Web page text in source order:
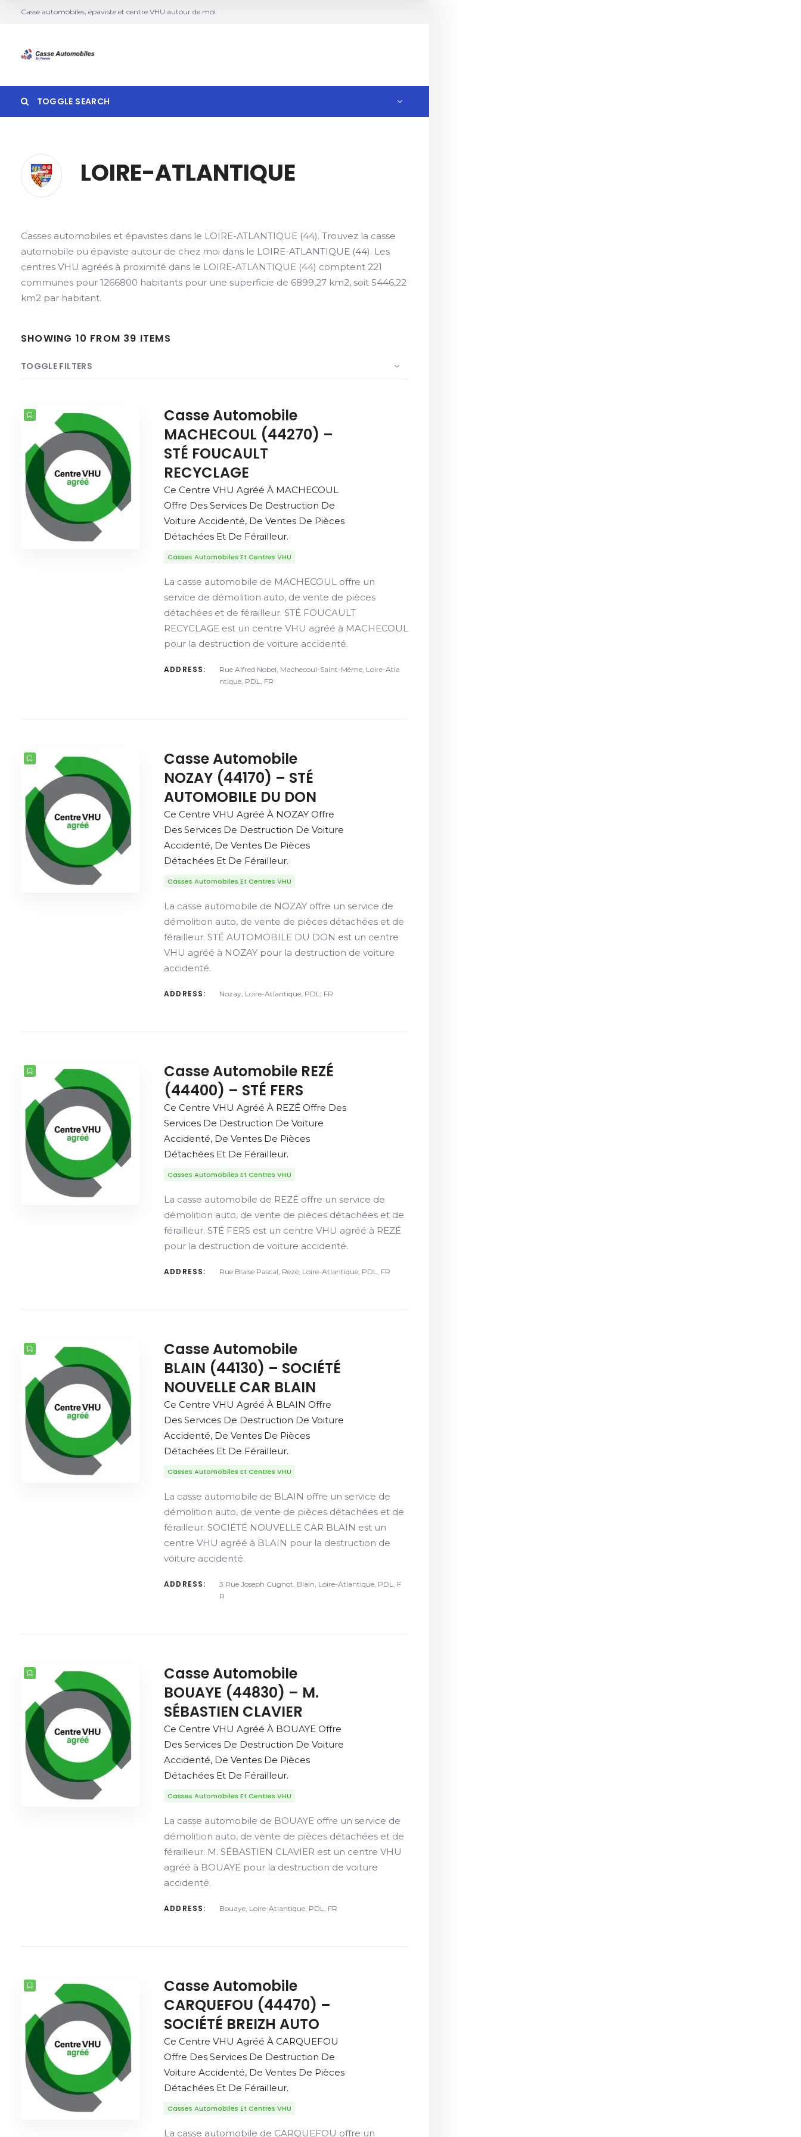
Casse automobiles, épaviste et centre VHU autour de moi
TOGGLE SEARCH
LOIRE-ATLANTIQUE
Casses automobiles et épavistes dans le LOIRE-ATLANTIQUE (44). Trouvez la casse
automobile ou épaviste autour de chez moi dans le LOIRE-ATLANTIQUE (44). Les
centres VHU agréés à proximité dans le LOIRE-ATLANTIQUE (44) comptent 221
communes pour 1266800 habitants pour une superficie de 6899,27 km2, soit 5446,22
km2 par habitant.
SHOWING 10 FROM 39 ITEMS
TOGGLE FILTERS
COUNT
Casse Automobile
MACHECOUL (44270) –
STÉ FOUCAULT
RECYCLAGE
Ce Centre VHU Agréé À MACHECOUL
Offre Des Services De Destruction De
Voiture Accidenté, De Ventes De Pièces
Détachées Et De Férailleur.
Casses Automobiles Et Centres VHU
La casse automobile de MACHECOUL offre un
service de démolition auto, de vente de pièces
détachées et de férailleur. STÉ FOUCAULT
RECYCLAGE est un centre VHU agréé à MACHECOUL
pour la destruction de voiture accidenté.
ADDRESS:
Rue Alfred Nobel, Machecoul-Saint-Même, Loire-Atla
ntique, PDL, FR
Casse Automobile
NOZAY (44170) – STÉ
AUTOMOBILE DU DON
Ce Centre VHU Agréé À NOZAY Offre
Des Services De Destruction De Voiture
Accidenté, De Ventes De Pièces
Détachées Et De Férailleur.
Casses Automobiles Et Centres VHU
La casse automobile de NOZAY offre un service de
démolition auto, de vente de pièces détachées et de
férailleur. STÉ AUTOMOBILE DU DON est un centre
VHU agréé à NOZAY pour la destruction de voiture
accidenté.
ADDRESS: Nozay, Loire-Atlantique, PDL, FR
Casse Automobile REZÉ
(44400) – STÉ FERS
Ce Centre VHU Agréé À REZÉ Offre Des
Services De Destruction De Voiture
Accidenté, De Ventes De Pièces
Détachées Et De Férailleur.
Casses Automobiles Et Centres VHU
La casse automobile de REZÉ offre un service de
démolition auto, de vente de pièces détachées et de
férailleur. STÉ FERS est un centre VHU agréé à REZÉ
pour la destruction de voiture accidenté.
ADDRESS: Rue Blaise Pascal, Rezé, Loire-Atlantique, PDL, FR
Casse Automobile
BLAIN (44130) – SOCIÉTÉ
NOUVELLE CAR BLAIN
Ce Centre VHU Agréé À BLAIN Offre
Des Services De Destruction De Voiture
Accidenté, De Ventes De Pièces
Détachées Et De Férailleur.
Casses Automobiles Et Centres VHU
La casse automobile de BLAIN offre un service de
démolition auto, de vente de pièces détachées et de
férailleur. SOCIÉTÉ NOUVELLE CAR BLAIN est un
centre VHU agréé à BLAIN pour la destruction de
voiture accidenté.
ADDRESS:
3 Rue Joseph Cugnot, Blain, Loire-Atlantique, PDL, F
R
Casse Automobile
BOUAYE (44830) – M.
SÉBASTIEN CLAVIER
Ce Centre VHU Agréé À BOUAYE Offre
Des Services De Destruction De Voiture
Accidenté, De Ventes De Pièces
Détachées Et De Férailleur.
Casses Automobiles Et Centres VHU
La casse automobile de BOUAYE offre un service de
démolition auto, de vente de pièces détachées et de
férailleur. M. SÉBASTIEN CLAVIER est un centre VHU
agréé à BOUAYE pour la destruction de voiture
accidenté.
ADDRESS: Bouaye, Loire-Atlantique, PDL, FR
Casse Automobile
CARQUEFOU (44470) –
SOCIÉTÉ BREIZH AUTO
Ce Centre VHU Agréé À CARQUEFOU
Offre Des Services De Destruction De
Voiture Accidenté, De Ventes De Pièces
Détachées Et De Férailleur.
Casses Automobiles Et Centres VHU
La casse automobile de CARQUEFOU offre un